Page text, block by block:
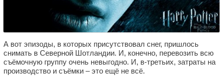
А вот эпизоды, в которых присутствовал снег, пришлось
снимать в Северной Шотландии. И, конечно, перевозить всю
съёмочную группу очень невыгодно. И, в-третьих, затраты на
производство и съёмки – это ещё не всё.